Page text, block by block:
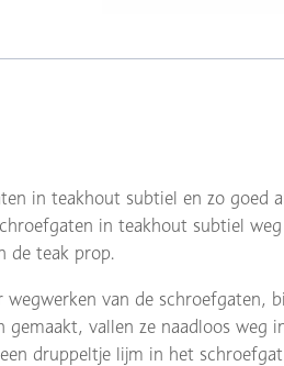
in teakhout subtiel en zo goed
in teakhout subtiel
de teak prop.
van de schroefgaten,
gemaakt, vallen ze naadloos weg
druppeltje lijm in het